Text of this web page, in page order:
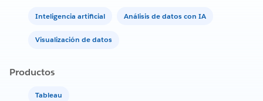
Inteligencia artificial Análisis de datos con IA
Visualización de datos
Productos
Tableau